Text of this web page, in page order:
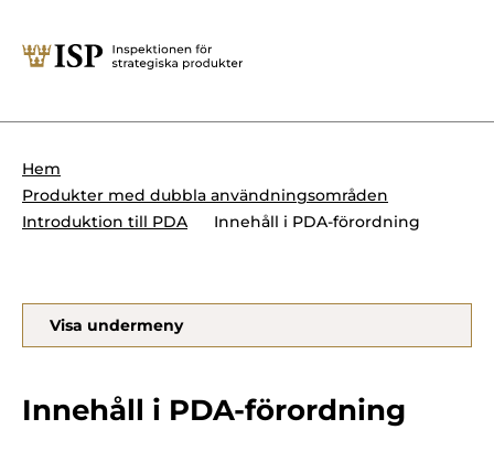
Söktips:
Presskontakt
Forskningssäkerhet
Krigsmateriel
Produkter med dubbla
Internationella sanktioner
Hem
Produkter med dubbla användningsområden
Introduktion till PDA
Innehåll i PDA-förordning
Visa undermeny
Innehåll i PDA-förordning